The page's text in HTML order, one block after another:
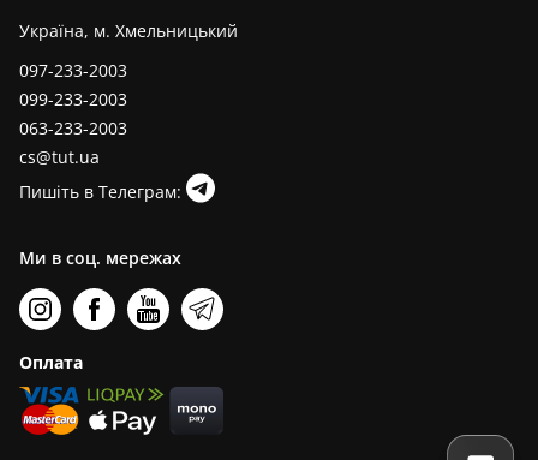
Україна, м. Хмельницький
097-233-2003
099-233-2003
063-233-2003
cs@tut.ua
Пишіть в Телеграм:
Ми в соц. мережах
Оплата